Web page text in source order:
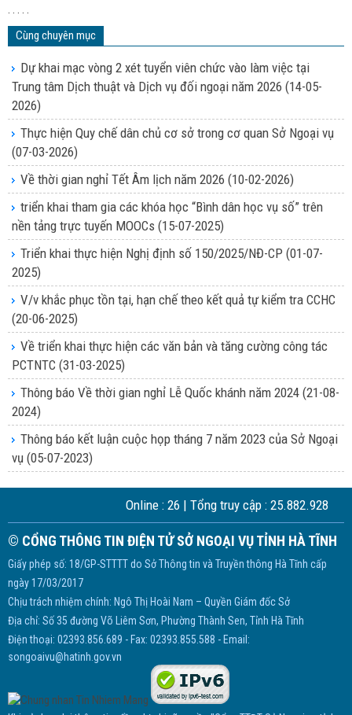
. . . . .
Cùng chuyên mục
Dự khai mạc vòng 2 xét tuyển viên chức vào làm việc tại
Trung tâm Dịch thuật và Dịch vụ đối ngoại năm 2026 (14-05-
2026)
Thực hiện Quy chế dân chủ cơ sở trong cơ quan Sở Ngoại vụ
(07-03-2026)
Về thời gian nghỉ Tết Âm lịch năm 2026 (10-02-2026)
triển khai tham gia các khóa học “Bình dân học vụ số” trên
nền tảng trực tuyến MOOCs (15-07-2025)
Triển khai thực hiện Nghị định số 150/2025/NĐ-CP (01-07-
2025)
V/v khắc phục tồn tại, hạn chế theo kết quả tự kiểm tra CCHC
(20-06-2025)
Về triển khai thực hiện các văn bản và tăng cường công tác
PCTNTC (31-03-2025)
Thông báo Về thời gian nghỉ Lễ Quốc khánh năm 2024 (21-08-
2024)
Thông báo kết luận cuộc họp tháng 7 năm 2023 của Sở Ngoại
vụ (05-07-2023)
Online : 26 | Tổng truy cập : 25.882.928
© CỔNG THÔNG TIN ĐIỆN TỬ SỞ NGOẠI VỤ TỈNH HÀ TĨNH
Giấy phép số: 18/GP-STTTT do Sở Thông tin và Truyền thông Hà Tĩnh cấp
ngày 17/03/2017
Chịu trách nhiệm chính: Ngô Thị Hoài Nam – Quyền Giám đốc Sở
Địa chỉ: Số 35 đường Võ Liêm Sơn, Phường Thành Sen, Tỉnh Hà Tĩnh
Điện thoại: 02393.856.689 - Fax: 02393.855.588 - Email:
songoaivu@hatinh.gov.vn